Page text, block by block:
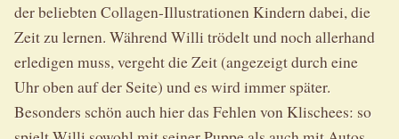
der beliebten Collagen-Illustrationen Kindern dabei, die
Zeit zu lernen. Während Willi trödelt und noch allerhand
erledigen muss, vergeht die Zeit (angezeigt durch eine
Uhr oben auf der Seite) und es wird immer später.
Besonders schön auch hier das Fehlen von Klischees: so